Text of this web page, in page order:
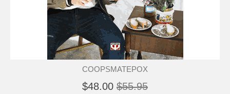
COOPSMATEPOX
$48.00 $55.95